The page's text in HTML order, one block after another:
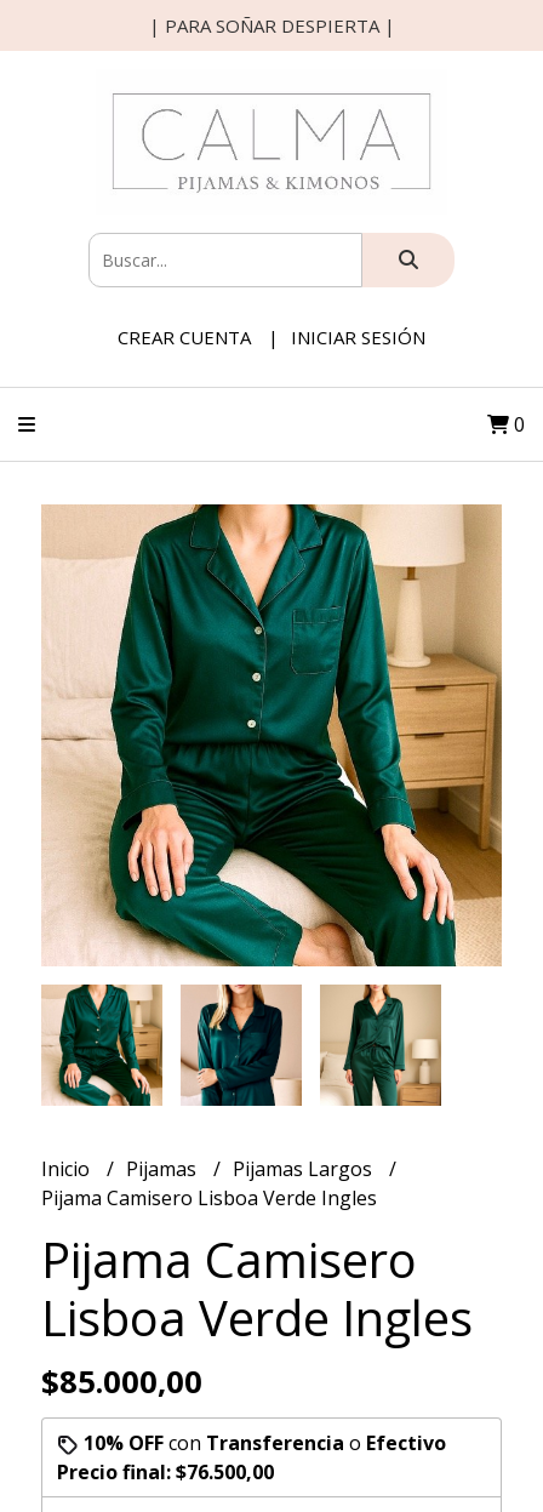
| PARA SOÑAR DESPIERTA |
CREAR CUENTA INICIAR SESIÓN
0
Inicio Pijamas
Pijamas Largos
Pijama Camisero Lisboa Verde Ingles
Pijama Camisero
Lisboa Verde Ingles
$85.000,00
10% OFFcon Transferencia o Efectivo
Precio final:$76.500,00